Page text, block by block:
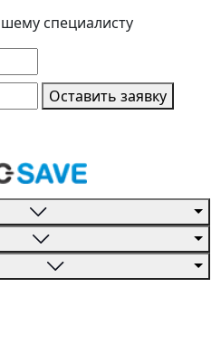
специалисту
Оставить заявку